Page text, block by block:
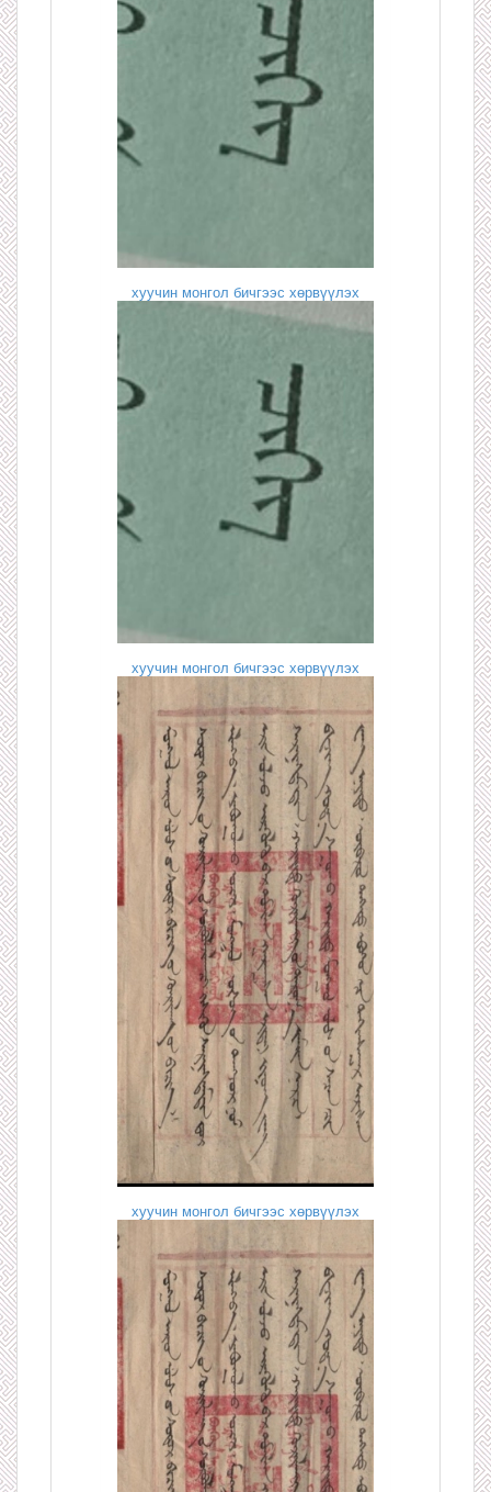
хуучин монгол бичгээс хөрвүүлэх
хуучин монгол бичгээс хөрвүүлэх
хуучин монгол бичгээс хөрвүүлэх